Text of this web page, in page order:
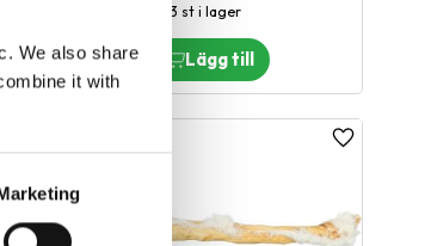
We also share
it with
13 st i lager
Lägg till i favoriter Lägg till i